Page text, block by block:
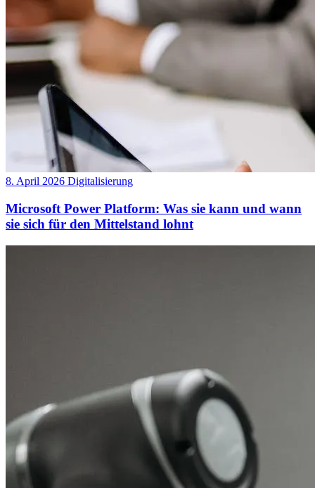
8. April 2026 Digitalisierung
Microsoft Power Platform: Was sie kann und wann
sie sich für den Mittelstand lohnt